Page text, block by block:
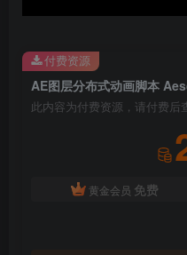
此内容为付费资源，请付费后
黄金会员 免费
付费资源